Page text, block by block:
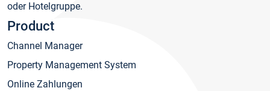
oder Hotelgruppe.
Product
Channel Manager
Property Management System
Online Zahlungen